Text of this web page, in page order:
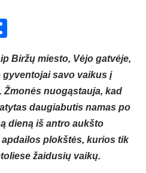
Biržų miesto, Vėjo gatvėje,
savo vaikus į
Žmonės nuogąstauja, kad
daugiabutis namas po
dieną iš antro aukšto
plokštės, kurios tik
žaidusių vaikų.